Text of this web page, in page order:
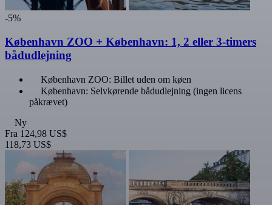
-5%
København ZOO + København: 1, 2 eller 3-timers
bådudlejning
København ZOO: Billet uden om køen
København: Selvkørende bådudlejning (ingen licens
påkrævet)
Ny
Fra 124,98 US$
118,73 US$